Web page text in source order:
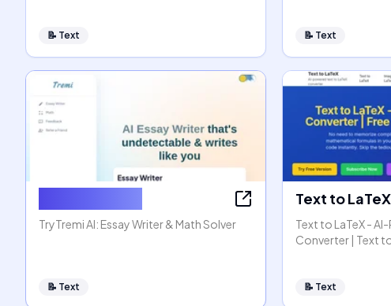
📝 Text 📝 Text
TryTremi AI: Essay Writer & Math Solver
📝 Text
Text to LaTeX
Text to LaTeX -
Converter | Text
📝 Text